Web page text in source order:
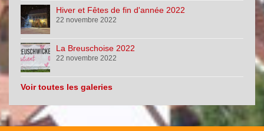
Hiver et Fêtes de fin d'année 2022
22 novembre 2022
La Breuschoise 2022
22 novembre 2022
Voir toutes les galeries